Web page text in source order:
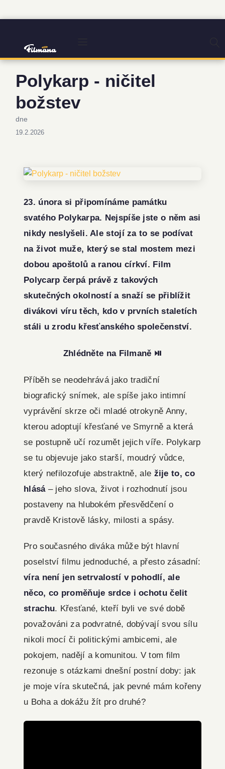
Polykarp - ničitel
božstev
dne
19.2.2026
23. února si připomínáme památku
svatého Polykarpa. Nejspíše jste o něm asi
nikdy neslyšeli. Ale stojí za to se podívat
na život muže, který se stal mostem mezi
dobou apoštolů a ranou církví. Film
Polycarp čerpá právě z takových
skutečných okolností a snaží se přiblížit
divákovi víru těch, kdo v prvních staletích
stáli u zrodu křesťanského společenství.
Zhlédněte na Filmaně ⏯️
Příběh se neodehrává jako tradiční
biografický snímek, ale spíše jako intimní
vyprávění skrze oči mladé otrokyně Anny,
kterou adoptují křesťané ve Smyrně a která
se postupně učí rozumět jejich víře. Polykarp
se tu objevuje jako starší, moudrý vůdce,
který nefilozofuje abstraktně, ale žije to, co
hlásá– jeho slova, život i rozhodnutí jsou
postaveny na hlubokém přesvědčení o
pravdě Kristově lásky, milosti a spásy.
Pro současného diváka může být hlavní
poselství filmu jednoduché, a přesto zásadní:
víra není jen setrvalostí v pohodlí, ale
něco, co proměňuje srdce i ochotu čelit
strachu. Křesťané, kteří byli ve své době
považováni za podvratné, dobývají svou sílu
nikoli mocí či politickými ambicemi, ale
pokojem, nadějí a komunitou. V tom film
rezonuje s otázkami dnešní postní doby: jak
je moje víra skutečná, jak pevné mám kořeny
u Boha a dokážu žít pro druhé?